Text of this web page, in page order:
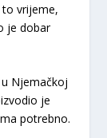
vrijeme,
je dobar
Njemačkoj
je
potrebno.